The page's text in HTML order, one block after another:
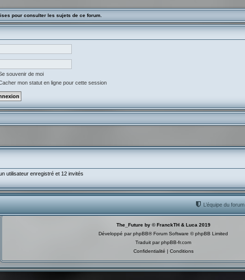
pour consulter les sujets de ce forum.
souvenir de moi
mon statut en ligne pour cette session
utilisateur enregistré et 12 invités
L’équipe du forum
The_Future by © FranckTH & Luca 2019
Développé parphpBB® Forum Software © phpBB Limited
Traduit parphpBB-fr.com
Confidentialité | Conditions